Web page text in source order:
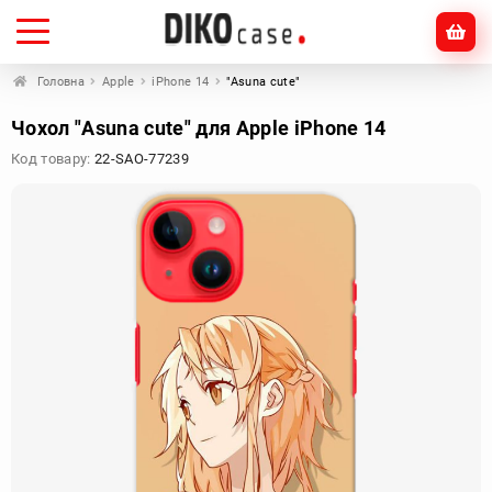
Головна Apple iPhone 14 "Asuna cute"
Чохол "Asuna cute" для Apple iPhone 14
Код товару: 22-SAO-77239